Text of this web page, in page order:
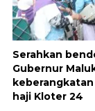
Serahkan
Gubernur
haji Kloter 24